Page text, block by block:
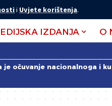
i Uvjete korištenja.
IZDANJA O
je očuvanje nacionalnoga i